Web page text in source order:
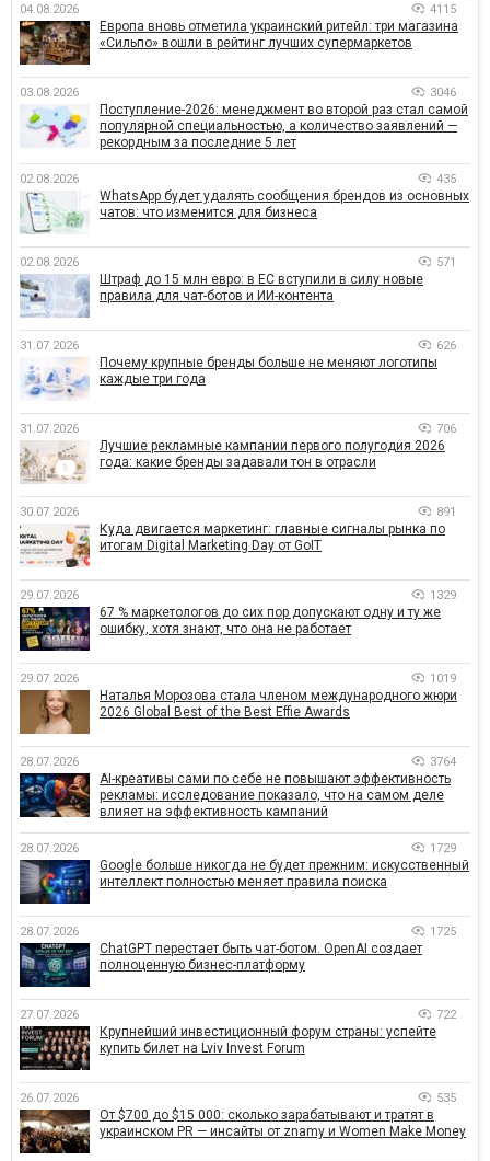
04.08.2026 4115
Европа вновь отметила украинский ритейл: три магазина
«Сильпо» вошли в рейтинг лучших супермаркетов
03.08.2026 3046
Поступление-2026: менеджмент во второй раз стал самой
популярной специальностью, а количество заявлений —
рекордным за последние 5 лет
02.08.2026 435
WhatsApp будет удалять сообщения брендов из основных
чатов: что изменится для бизнеса
02.08.2026 571
Штраф до 15 млн евро: в ЕС вступили в силу новые
правила для чат-ботов и ИИ-контента
31.07.2026 626
Почему крупные бренды больше не меняют логотипы
каждые три года
31.07.2026 706
Лучшие рекламные кампании первого полугодия 2026
года: какие бренды задавали тон в отрасли
30.07.2026 891
Куда двигается маркетинг: главные сигналы рынка по
итогам Digital Marketing Day от GoIT
29.07.2026 1329
67 % маркетологов до сих пор допускают одну и ту же
ошибку, хотя знают, что она не работает
29.07.2026 1019
Наталья Морозова стала членом международного жюри
2026 Global Best of the Best Effie Awards
28.07.2026 3764
AI-креативы сами по себе не повышают эффективность
рекламы: исследование показало, что на самом деле
влияет на эффективность кампаний
28.07.2026 1729
Google больше никогда не будет прежним: искусственный
интеллект полностью меняет правила поиска
28.07.2026 1725
ChatGPT перестает быть чат-ботом. OpenAI создает
полноценную бизнес-платформу
27.07.2026 722
Крупнейший инвестиционный форум страны: успейте
купить билет на Lviv Invest Forum
26.07.2026 535
От $700 до $15 000: сколько зарабатывают и тратят в
украинском PR — инсайты от znamy и Women Make Money